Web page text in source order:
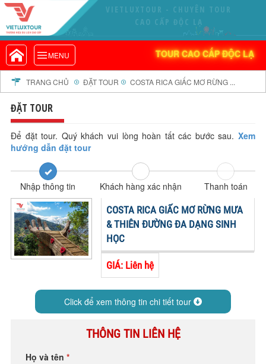
VIETLUXTOUR - CHUYÊN TOUR
CAO CẤP ĐỘC LẠ
MENU TOUR CAO CẤP ĐỘC LẠ
VIETLUXTOUR.COM
TOUR CAO CẤP ĐỘC LẠ
TOUR TRONG NƯỚC
TOUR NƯỚC NGOÀI
TOUR KHỞI HÀNH TỪ HÀ NỘI
TOUR KHỞI HÀNH TỪ ĐÀ NẴNG
TOUR KHỞI HÀNH TỪ CẦN THƠ
TOUR ĐOÀN - M.I.C.E
TOUR COMBO
DỊCH VỤ
GIỚI THIỆU
HỒ SƠ NĂNG LỰC
PROFILE EN
THƯ KHEN VIETLUXTOUR
PROFILE HƯỚNG DẪN VIÊN
TUYỂN DỤNG
TRANG CHỦ ĐẶT TOUR COSTA RICA GIẤC MƠ RỪNG ...
ĐẶT TOUR
Để đặt tour. Quý khách vui lòng hoàn tất các bước sau.Xem
hướng dẫn đặt tour
Nhập thông tin Khách hàng xác nhận
Thanh toán
COSTA RICA GIẤC MƠ RỪNG MƯA
& THIÊN ĐƯỜNG ĐA DẠNG SINH
HỌC
GIÁ: Liên hệ
Click để xem thông tin chi tiết tour
THÔNG TIN LIÊN HỆ
Họ và tên *